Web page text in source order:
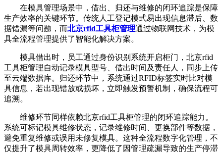
在模具管理场景中，借出、归还与维修的闭环追踪是保障
生产效率的关键环节。传统人工登记模式易出现信息滞后、数
据错漏等问题，而北京rfid工具柜管理通过物联网技术，为模
具全流程管理提供了智能化解决方案。
模具借出时，员工通过身份识别系统开启柜门，北京rfid
工具柜管理自动记录模具型号、借出时间及责任人，同步上传
至云端数据库。归还环节中，系统通过RFID标签实时比对模
具信息，若出现错放或损坏，立即触发预警机制，确保流程可
追溯。
维修环节同样依赖北京rfid工具柜管理的闭环追踪能力。
系统可标记模具维修状态，记录维修时间、更换部件等数据，
避免重复维修或误用未修复模具。这种全流程数字化管理，不
仅提升了模具周转效率，更降低了因管理疏漏导致的生产停滞